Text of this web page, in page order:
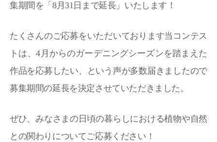
集期間を「8月31日まで延長」いたします！
たくさんのご応募をいただいております当コンテス
トは、4月からのガーデニングシーズンを踏まえた
作品を応募したい、という声が多数届きましたので
募集期間の延長を決定させていただきました。
ぜひ、みなさまの日頃の暮らしにおける植物や自然
との関わりについてご応募ください！